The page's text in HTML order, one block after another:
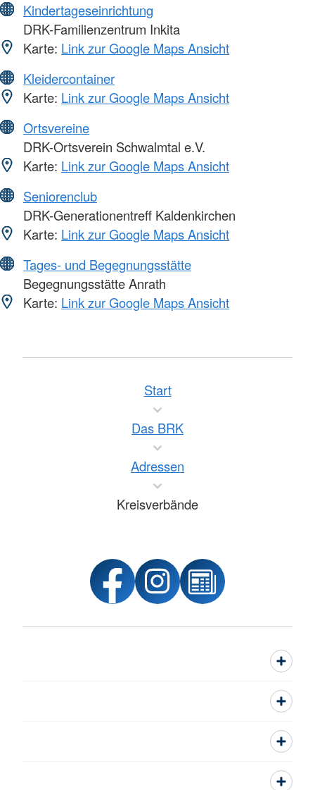
Kindertageseinrichtung
DRK-Familienzentrum Inkita
Karte: Link zur Google Maps Ansicht
Kleidercontainer
Karte: Link zur Google Maps Ansicht
Ortsvereine
DRK-Ortsverein Schwalmtal e.V.
Karte: Link zur Google Maps Ansicht
Seniorenclub
DRK-Generationentreff Kaldenkirchen
Karte: Link zur Google Maps Ansicht
Tages- und Begegnungsstätte
Begegnungsstätte Anrath
Karte: Link zur Google Maps Ansicht
Start
Das BRK
Adressen
Kreisverbände